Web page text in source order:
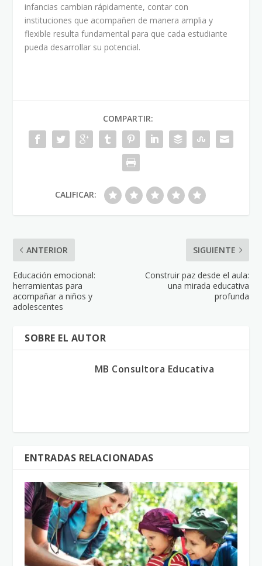
infancias cambian rápidamente, contar con
instituciones que acompañen de manera amplia y
flexible resulta fundamental para que cada estudiante
pueda desarrollar su potencial.
COMPARTIR:
CALIFICAR:
ANTERIOR
Educación emocional:
herramientas para
acompañar a niños y
adolescentes
SIGUIENTE
Construir paz desde el aula:
una mirada educativa
profunda
SOBRE EL AUTOR
MB Consultora Educativa
ENTRADAS RELACIONADAS